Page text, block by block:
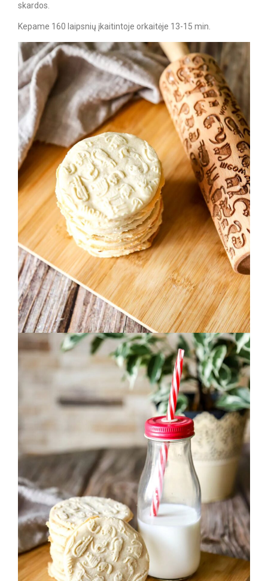
skardos.
Kepame 160 laipsnių įkaitintoje orkaitėje 13-15 min.